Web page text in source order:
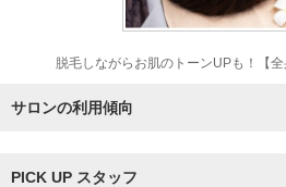
脱毛しながらお肌のトーンUPも！【全
サロンの利用傾向
PICK UP スタッフ